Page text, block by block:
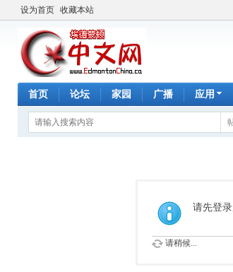
设为首页 收藏本站
首页 论坛 家园 广播 应用
请先登
请稍候...